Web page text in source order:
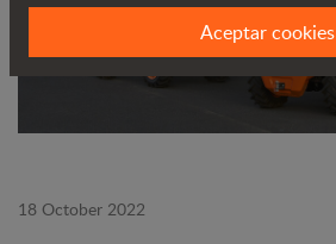
18 October 2022
Aceptar cookies